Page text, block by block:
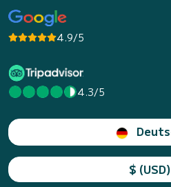
4.9/5
4.3/5
$ (USD)